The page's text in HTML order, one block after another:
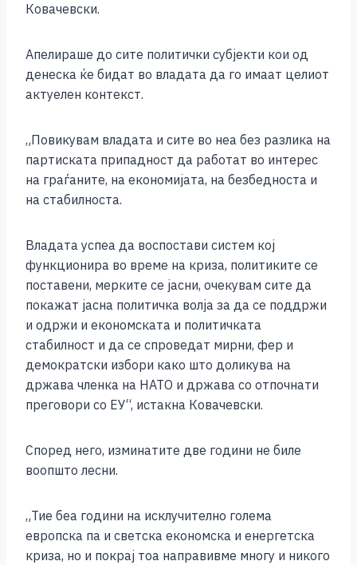
Ковачевски.
Апелираше до сите политички субјекти кои од
денеска ќе бидат во владата да го имаат целиот
актуелен контекст.
„Повикувам владата и сите во неа без разлика на
партиската припадност да работат во интерес
на граѓаните, на економијата, на безбедноста и
на стабилноста.
Владата успеа да воспостави систем кој
функционира во време на криза, политиките се
поставени, мерките се јасни, очекувам сите да
покажат јасна политичка волја за да се поддржи
и одржи и економската и политичката
стабилност и да се спроведат мирни, фер и
демократски избори како што доликува на
држава членка на НАТО и држава со отпочнати
преговори со ЕУ“, истакна Ковачевски.
Според него, изминатите две години не биле
воопшто лесни.
„Тие беа години на исклучително голема
европска па и светска економска и енергетска
криза, но и покрај тоа направивме многу и никого